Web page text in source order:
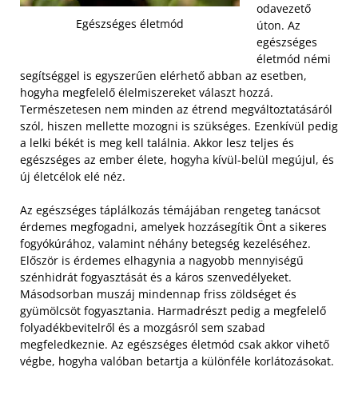
Egészséges életmód
odavezető
úton. Az
egészséges
életmód némi
segítséggel is egyszerűen elérhető abban az esetben,
hogyha megfelelő élelmiszereket választ hozzá.
Természetesen nem minden az étrend megváltoztatásáról
szól, hiszen mellette mozogni is szükséges. Ezenkívül pedig
a lelki békét is meg kell találnia. Akkor lesz teljes és
egészséges az ember élete, hogyha kívül-belül megújul, és
új életcélok elé néz.
Az egészséges táplálkozás témájában rengeteg tanácsot
érdemes megfogadni, amelyek hozzásegítik Önt a sikeres
fogyókúrához, valamint néhány betegség kezeléséhez.
Először is érdemes elhagynia a nagyobb mennyiségű
szénhidrát fogyasztását és a káros szenvedélyeket.
Másodsorban muszáj mindennap friss zöldséget és
gyümölcsöt fogyasztania. Harmadrészt pedig a megfelelő
folyadékbevitelről és a mozgásról sem szabad
megfeledkeznie. Az egészséges életmód csak akkor vihető
végbe, hogyha valóban betartja a különféle korlátozásokat.